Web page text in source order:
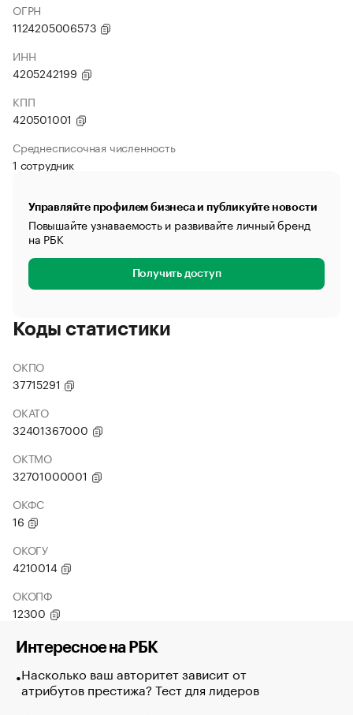
ОГРН
1124205006573
ИНН
4205242199
КПП
420501001
Среднесписочная численность
1 сотрудник
Управляйте профилем бизнеса и публикуйте новости
Повышайте узнаваемость и развивайте личный бренд
на РБК
Получить доступ
Коды статистики
ОКПО
37715291
ОКАТО
32401367000
ОКТМО
32701000001
ОКФС
16
ОКОГУ
4210014
ОКОПФ
12300
Интересное на РБК
Насколько ваш авторитет зависит от
атрибутов престижа? Тест для лидеров